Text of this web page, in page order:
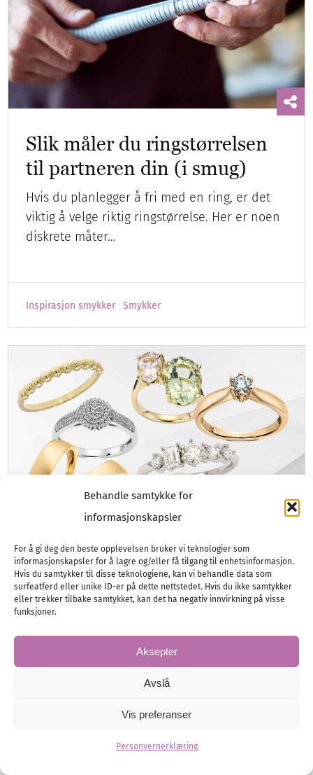
Behandle samtykke for
informasjonskapsler
For å gi deg den beste opplevelsen bruker vi teknologier som
informasjonskapsler for å lagre og/eller få tilgang til enhetsinformasjon.
Hvis du samtykker til disse teknologiene, kan vi behandle data som
surfeatferd eller unike ID-er på dette nettstedet. Hvis du ikke samtykker
eller trekker tilbake samtykket, kan det ha negativ innvirkning på visse
funksjoner.
Aksepter
Avslå
Vis preferanser
Personvernerklæring
Slik måler du ringstørrelsen
til partneren din (i smug)
Hvis du planlegger å fri med en ring, er det
viktig å velge riktig ringstørrelse. Her er noen
diskrete måter…
Inspirasjon smykker Smykker
Forlovelsesringer og
gifteringer
trender som gjelder for forlovelsesringer og
gifteringer akkurat nå.